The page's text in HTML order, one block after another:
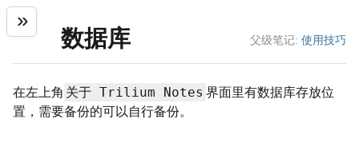
父级笔记: 使用技巧
数据库
在左上角 关于 Trilium Notes 界面里有数据库存放位
置，需要备份的可以自行备份。